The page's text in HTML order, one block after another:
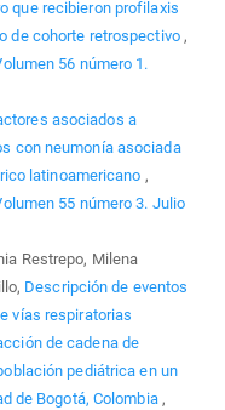
que recibieron profilaxis
de cohorte retrospectivo ,
56 número 1.
asociados a
con neumonía asociada
latinoamericano ,
55 número 3. Julio
Restrepo, Milena
Descripción de eventos
vías respiratorias
de cadena de
pediátrica en un
de Bogotá, Colombia ,